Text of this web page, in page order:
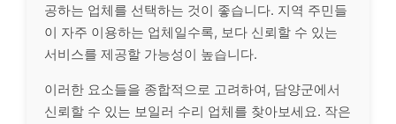
공하는 업체를 선택하는 것이 좋습니다. 지역 주민들
이 자주 이용하는 업체일수록, 보다 신뢰할 수 있는
서비스를 제공할 가능성이 높습니다.
이러한 요소들을 종합적으로 고려하여, 담양군에서
신뢰할 수 있는 보일러 수리 업체를 찾아보세요. 작은